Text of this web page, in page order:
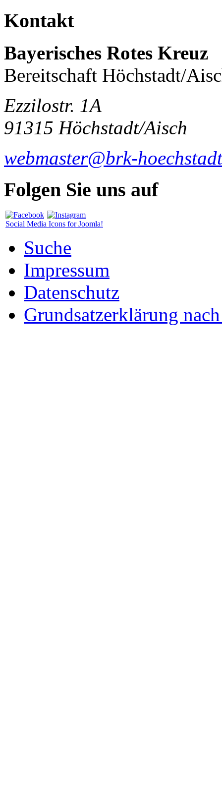
Kontakt
Bayerisches Rotes Kreuz
Bereitschaft Höchstadt/
Ezzilostr. 1A
91315 Höchstadt/Aisch
webmaster@brk-
Folgen Sie uns auf
Social Media Icons for Joomla!
Suche
Impressum
Datenschutz
Grundsatzerklärung